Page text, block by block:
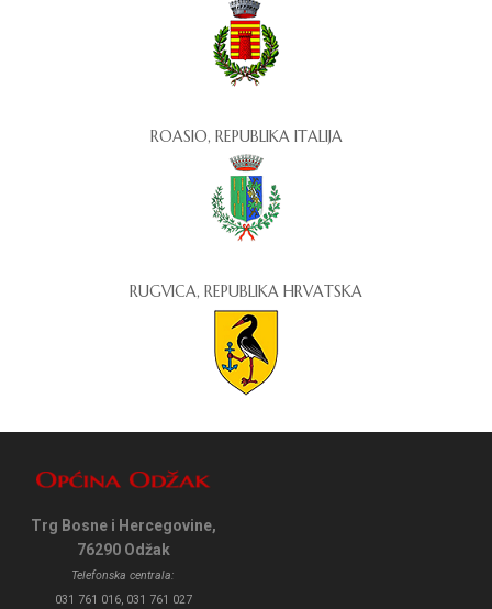
ROASIO, REPUBLIKA ITALIJA
RUGVICA, REPUBLIKA HRVATSKA
Trg Bosne i Hercegovine,
76290 Odžak
Telefonska centrala:
031 761 016, 031 761 027